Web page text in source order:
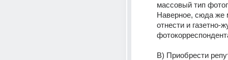
массовый тип
Наверное, сюда же
отнести и газетно-
В) Приобрести